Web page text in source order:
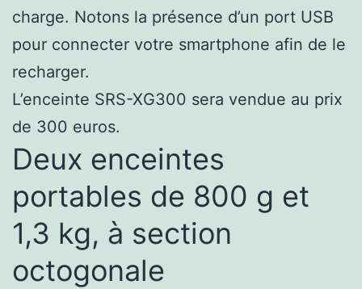
charge. Notons la présence d’un port USB
pour connecter votre smartphone afin de le
recharger.
L’enceinte SRS-XG300 sera vendue au prix
de 300 euros.
Deux enceintes
portables de 800 g et
1,3 kg, à section
octogonale